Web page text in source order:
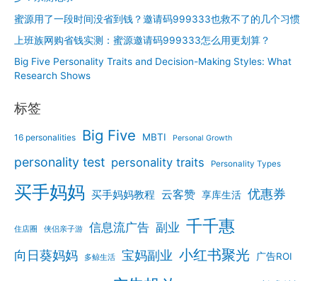
蜜源用了一段时间没省到钱？邀请码999333也救不了的几个习惯
上班族网购省钱实测：蜜源邀请码999333怎么用更划算？
Big Five Personality Traits and Decision-Making Styles: What
Research Shows
标签
16 personalities Big Five MBTI Personal Growth
personality test personality traits Personality Types
买手妈妈 买手妈妈教程 云客赞 享库生活 优惠券
住店圈 侠侣亲子游 信息流广告 副业 千千惠
向日葵妈妈 多鲸生活 宝妈副业 小红书聚光 广告ROI